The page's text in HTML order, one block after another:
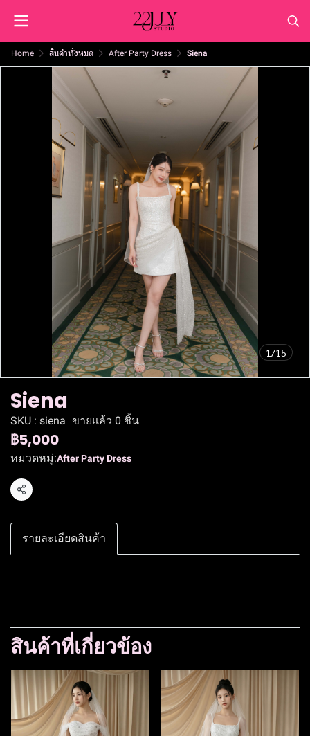
Home สินค้าทั้งหมด After Party Dress Siena
1/15
Siena
SKU : siena ขายแล้ว 0 ชิ้น
฿5,000
หมวดหมู่:After Party Dress
แชร์
รายละเอียดสินค้า
สินค้าที่เกี่ยวข้อง